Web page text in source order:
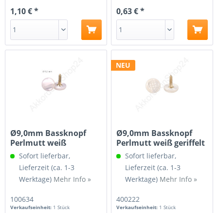
1,10 € * 0,63 € *
Ø9,0mm Bassknopf
Perlmutt weiß
Sofort lieferbar,
Lieferzeit (ca. 1-3
Werktage) Mehr Info »
100634
Verkaufseinheit: 1 Stück
NEU
Ø9,0mm Bassknopf
Perlmutt weiß geriffelt
Sofort lieferbar,
Lieferzeit (ca. 1-3
Werktage) Mehr Info »
400222
Verkaufseinheit: 1 Stück